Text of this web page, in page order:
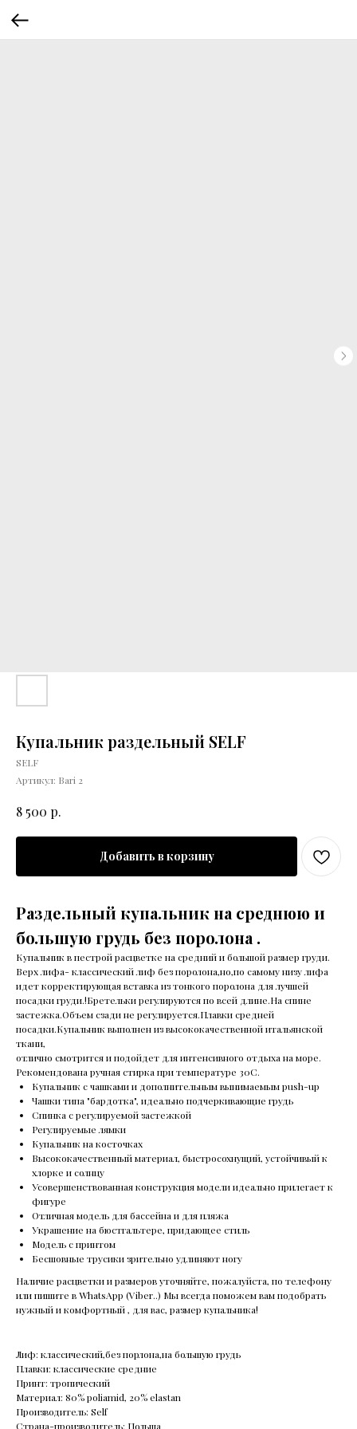
Купальник раздельный SELF
SELF
Артикул: Bari 2
8 500 р.
Добавить в корзину
Раздельный купальник на среднюю и
большую грудь без поролона .
Купальник в пестрой расцветке на средний и большой размер груди.
Верх лифа- классический лиф без поролона,но,по самому низу лифа
идет корректирующая вставка из тонкого поролона для лучшей
посадки груди.!Бретельки регулируются по всей длине.На спине
застежка.Объем сзади не регулируется.Плавки средней
посадки.Купальник выполнен из высококачественной итальянской
ткани,
отлично смотрится и подойдет для интенсивного отдыха на море.
Рекомендована ручная стирка при температуре 30С.
Купальник с чашками и дополнительным вынимаемым push-up
Чашки типа "бардотка", идеально подчеркивающие грудь
Спинка с регулируемой застежкой
Регулируемые лямки
Купальник на косточках
Высококачественный материал, быстросохнущий, устойчивый к
хлорке и солнцу
Усовершенствованная конструкция модели идеально прилегает к
фигуре
Отличная модель для бассейна и для пляжа
Украшение на бюстгальтере, придающее стиль
Модель с принтом
Бесшовные трусики зрительно удлиняют ногу
Наличие расцветки и размеров уточняйте, пожалуйста, по телефону
или пишите в WhatsApp (Viber..) Мы всегда поможем вам подобрать
нужный и комфортный , для вас, размер купальника!
Лиф: классический,без порлона,на большую грудь
Плавки: классические средние
Принт: тропический
Материал: 80% poliamid, 20% elastan
Производитель: Self
Страна-производитель: Польша